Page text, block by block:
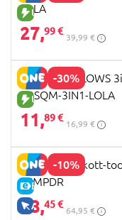
UUS TOODE
LOLA
27,99 €
39,99 €
-30%
UUS TOODE
SQUISHMALLOWS
CBSQM-3IN1-LOLA
11,89 €
16,99 €
-10%
E-HIND
AINULT VEEBIS
MARKLAND kott-
37MPDR
58,45 €
64,95 €